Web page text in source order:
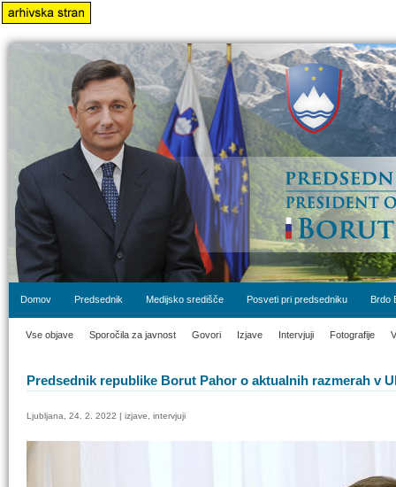
Domov Predsednik Medijsko središče Posveti pri predsedniku Brdo
Vse objave Sporočila za javnost Govori Izjave Intervjuji Fotografije
Predsednik republike Borut Pahor o aktualnih razmerah v
Ljubljana, 24. 2. 2022 | izjave, intervjuji